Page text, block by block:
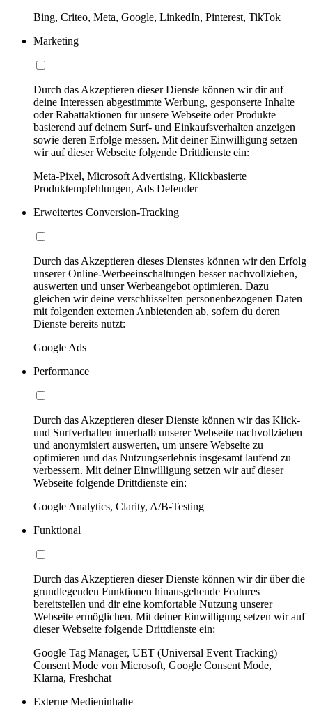
Bing, Criteo, Meta, Google, LinkedIn, Pinterest, TikTok
Marketing
Durch das Akzeptieren dieser Dienste können wir dir auf
deine Interessen abgestimmte Werbung, gesponserte Inhalte
oder Rabattaktionen für unsere Webseite oder Produkte
basierend auf deinem Surf- und Einkaufsverhalten anzeigen
sowie deren Erfolge messen. Mit deiner Einwilligung setzen
wir auf dieser Webseite folgende Drittdienste ein:
Meta-Pixel, Microsoft Advertising, Klickbasierte
Produktempfehlungen, Ads Defender
Erweitertes Conversion-Tracking
Durch das Akzeptieren dieses Dienstes können wir den Erfolg
unserer Online-Werbeeinschaltungen besser nachvollziehen,
auswerten und unser Werbeangebot optimieren. Dazu
gleichen wir deine verschlüsselten personenbezogenen Daten
mit folgenden externen Anbietenden ab, sofern du deren
Dienste bereits nutzt:
Google Ads
Performance
Durch das Akzeptieren dieser Dienste können wir das Klick-
und Surfverhalten innerhalb unserer Webseite nachvollziehen
und anonymisiert auswerten, um unsere Webseite zu
optimieren und das Nutzungserlebnis insgesamt laufend zu
verbessern. Mit deiner Einwilligung setzen wir auf dieser
Webseite folgende Drittdienste ein:
Google Analytics, Clarity, A/B-Testing
Funktional
Durch das Akzeptieren dieser Dienste können wir dir über die
grundlegenden Funktionen hinausgehende Features
bereitstellen und dir eine komfortable Nutzung unserer
Webseite ermöglichen. Mit deiner Einwilligung setzen wir auf
dieser Webseite folgende Drittdienste ein:
Google Tag Manager, UET (Universal Event Tracking)
Consent Mode von Microsoft, Google Consent Mode,
Klarna, Freshchat
Externe Medieninhalte